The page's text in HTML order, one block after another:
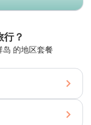
？
的地区套餐